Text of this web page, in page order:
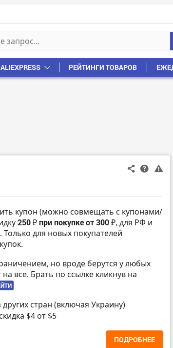
РЕЙТИНГИ ТОВАРОВ
купон (можно совмещать с купонами/
250 ₽ при покупке от 300 ₽, для РФ и
для новых покупателей
но вроде берутся у любых
все. Брать по ссылке кликнув на
стран (включая Украину)
$4 от $5
ПОДРОБНЕЕ